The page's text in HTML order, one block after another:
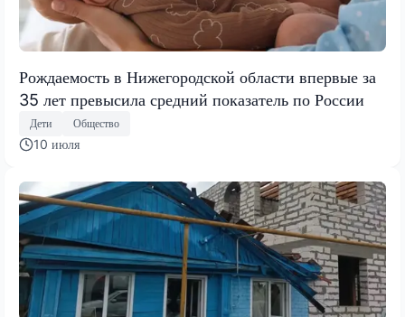
Рождаемость в Нижегородской области впервые за
35 лет превысила средний показатель по России
Дети Общество
10 июля